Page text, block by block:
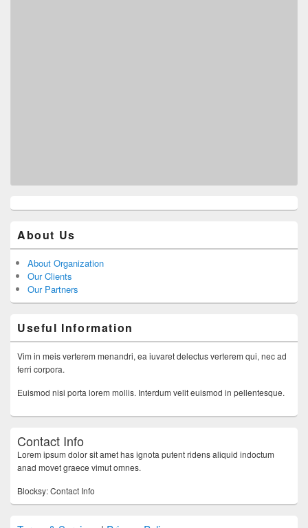
About Us
About Organization
Our Clients
Our Partners
Useful Information
Vim in meis verterem menandri, ea iuvaret delectus verterem qui, nec ad
ferri corpora.
Euismod nisi porta lorem mollis. Interdum velit euismod in pellentesque.
Contact Info
Lorem ipsum dolor sit amet has ignota putent ridens aliquid indoctum
anad movet graece vimut omnes.
Blocksy: Contact Info